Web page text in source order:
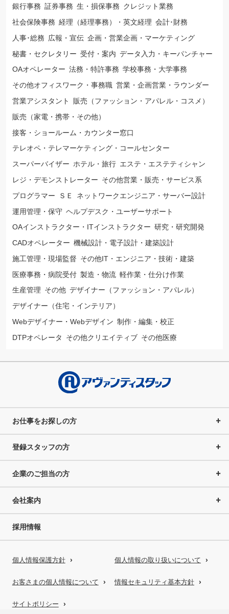
銀行事務 証券事務 生・損保事務 クレジット業務
社会保険事務 経理（経理事務）・英文経理 会計･財務
人事･総務 広報・宣伝 企画・営業企画・マーケティング
秘書・セクレタリー 受付・案内 データ入力・キーパンチャー
OAオペレーター 法務・特許事務 学校事務・大学事務
その他オフィスワーク・事務職 営業・企画営業・ラウンダー
営業アシスタント
販売（ファッション・アパレル・コスメ）
販売（家電・携帯・その他）
接客・ショールーム・カウンター窓口
テレオペ・テレマーケティング・コールセンター
スーパーバイザー ホテル・旅行 エステ・エステティシャン
レジ・デモンストレーター その他営業・販売・サービス系
プログラマー
ＳＥ
ネットワークエンジニア・サーバー設計
運用管理・保守 ヘルプデスク・ユーザーサポート
OAインストラクター・ITインストラクター 研究・研究開発
CADオペレーター 機械設計・電子設計・建築設計
施工管理・現場監督 その他IT・エンジニア・技術・建築
医療事務・病院受付 製造・物流 軽作業・仕分け作業
生産管理 その他 デザイナー（ファッション・アパレル）
デザイナー（住宅・インテリア）
Webデザイナー・Webデザイン 制作・編集・校正
DTPオペレータ
その他クリエイティブ その他医療
お仕事をお探しの方
登録スタッフの方
企業のご担当の方
会社案内
採用情報
個人情報保護方針 個人情報の取り扱いについて
お客さまの個人情報について 情報セキュリティ基本方針
サイトポリシー